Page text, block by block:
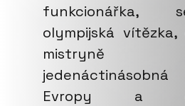
funkcionářka,
olympijská
mistryně
Evropy a